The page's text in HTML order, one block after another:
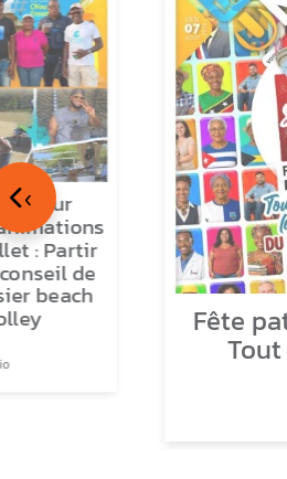
sur
animations
: Partir
de
beach
Fête
‹